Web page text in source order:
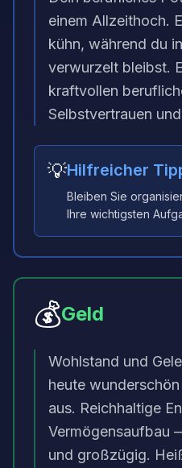
einem Allzeithoch.
kühn, während du
verwurzelt bleibst.
kraftvollen
Selbstvertrauen
💡Hilfreicher
Bleiben Sie
Ihre wichtigsten
💰Geld
Wohlstand und
heute
aus. Reichhaltige
Vermögensaufbau
und großzügig.